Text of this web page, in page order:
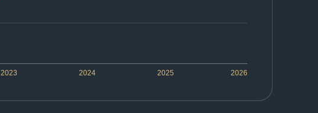
2023 2024 2025 2026